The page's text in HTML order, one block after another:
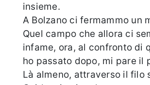
insieme.
A Bolzano ci fermammo un
Quel campo che allora ci
infame, ora, al confronto di
ho passato dopo, mi pare il paradiso.
Là almeno, attraverso il filo